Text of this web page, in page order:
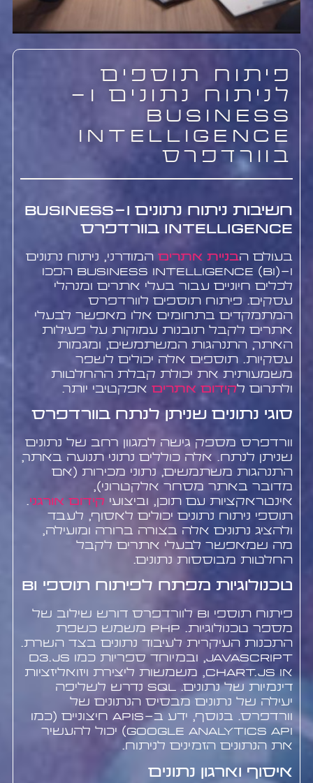
פיתוח תוספים
לניתוח נתונים ו-
Business
Intelligence
בוורדפרס
חשיבות ניתוח נתונים ו-Business
Intelligence בוורדפרס
בעולם הבניית אתריםהמודרני, ניתוח נתונים
ו-Business Intelligence (BI) הפכו
לכלים חיוניים עבור בעלי אתרים ומנהלי
עסקים. פיתוח תוספים לוורדפרס
המתמקדים בתחומים אלו מאפשר לבעלי
אתרים לקבל תובנות עמוקות על פעילות
האתר, התנהגות המשתמשים, ומגמות
עסקיות. תוספים אלה יכולים לשפר
משמעותית את יכולת קבלת ההחלטות
ולתרום לקידום אתריםאפקטיבי יותר.
סוגי נתונים שניתן לנתח בוורדפרס
וורדפרס מספק גישה למגוון רחב של נתונים
שניתן לנתח. אלה כוללים נתוני תנועה באתר,
התנהגות משתמשים, נתוני מכירות (אם
מדובר באתר מסחר אלקטרוני),
אינטראקציות עם תוכן, וביצועי קידום אורגני.
תוספי ניתוח נתונים יכולים לאסוף, לעבד
ולהציג נתונים אלה בצורה ברורה ומועילה,
מה שמאפשר לבעלי אתרים לקבל
החלטות מבוססות נתונים.
טכנולוגיות מפתח לפיתוח תוספי BI
פיתוח תוספי BI לוורדפרס דורש שילוב של
מספר טכנולוגיות. PHP משמש כשפת
התכנות העיקרית לעיבוד נתונים בצד השרת.
JavaScript, ובמיוחד ספריות כמו D3.js
או Chart.js, משמשות ליצירת ויזואליזציות
דינמיות של נתונים. SQL נדרש לשליפה
יעילה של נתונים מבסיס הנתונים של
וורדפרס. בנוסף, ידע ב-APIs חיצוניים (כמו
Google Analytics API) יכול להעשיר
את הנתונים הזמינים לניתוח.
איסוף וארגון נתונים